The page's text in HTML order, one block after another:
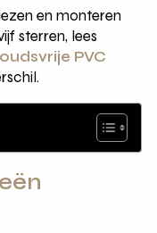
en monteren
sterren, lees
PVC